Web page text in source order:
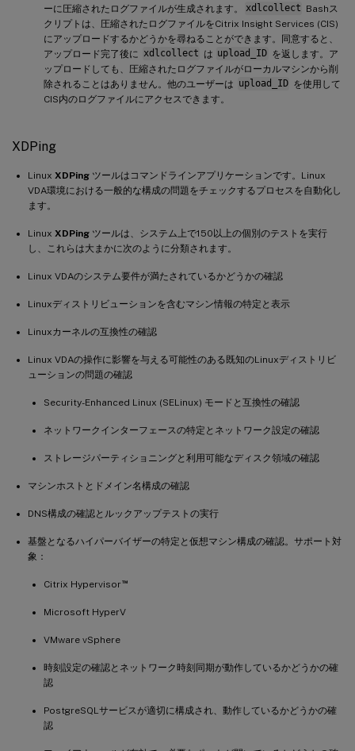
ーに圧縮されたログファイルが生成されます。
xdlcollect Bashス
クリプトは、圧縮されたログファイルをCitrix Insight Services (CIS)
にアップロードするかどうかを尋ねることができます。同意すると、
アップロード完了後に xdlcollect は upload_ID を返します。ア
ップロードしても、圧縮されたログファイルがローカルマシンから削
除されることはありません。他のユーザーは upload_ID を使用して
CIS内のログファイルにアクセスできます。
XDPing
Linux XDPing ツールはコマンドラインアプリケーションです。Linux
VDA環境における一般的な構成の問題をチェックするプロセスを自動化し
ます。
Linux XDPing ツールは、システム上で150以上の個別のテストを実行
し、これらは大まかに次のように分類されます。
Linux VDAのシステム要件が満たされているかどうかの確認
Linuxディストリビューションを含むマシン情報の特定と表示
Linuxカーネルの互換性の確認
Linux VDAの操作に影響を与える可能性のある既知のLinuxディストリビ
ューションの問題の確認
Security-Enhanced Linux (SELinux) モードと互換性の確認
ネットワークインターフェースの特定とネットワーク設定の確認
ストレージパーティショニングと利用可能なディスク領域の確認
マシンホストとドメイン名構成の確認
DNS構成の確認とルックアップテストの実行
基盤となるハイパーバイザーの特定と仮想マシン構成の確認。サポート対
象：
Citrix Hypervisor™
Microsoft HyperV
VMware vSphere
時刻設定の確認とネットワーク時刻同期が動作しているかどうかの確
認
PostgreSQLサービスが適切に構成され、動作しているかどうかの確
認